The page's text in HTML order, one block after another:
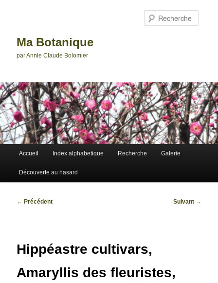
Ma Botanique
par Annie Claude Bolomier
Accueil Index alphabetique Recherche Galerie
Découverte au hasard
Navigation
← Précédent Suivant →
Hippéastre cultivars,
Amaryllis des fleuristes,